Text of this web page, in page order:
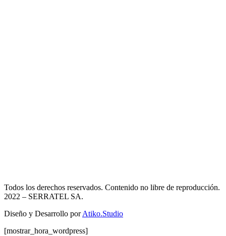
Todos los derechos reservados. Contenido no libre de reproducción.
2022 – SERRATEL SA.
Diseño y Desarrollo porAtiko.Studio
[mostrar_hora_wordpress]